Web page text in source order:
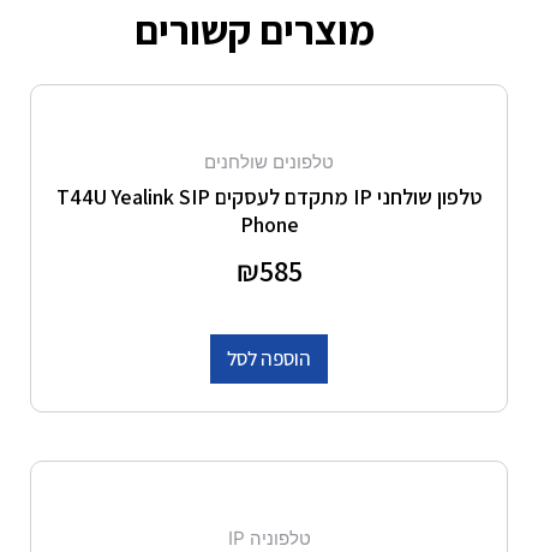
מוצרים קשורים
טלפונים שולחנים
טלפון שולחני IP מתקדם לעסקים T44U Yealink SIP
Phone
₪585
הוספה לסל
טלפוניה IP